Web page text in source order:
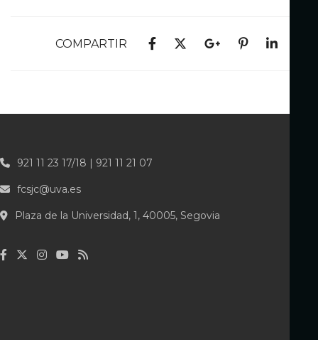
COMPARTIR
921 11 23 17/18 | 921 11 21 07
fcsjc@uva.es
Plaza de la Universidad, 1, 40005, Segovia